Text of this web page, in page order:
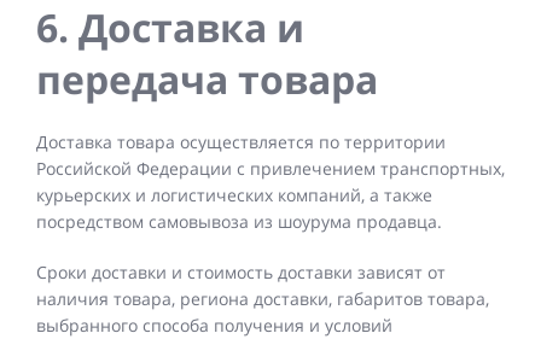
6. Доставка и
передача товара
Доставка товара осуществляется по территории
Российской Федерации с привлечением транспортных,
курьерских и логистических компаний, а также
посредством самовывоза из шоурума продавца.
Сроки доставки и стоимость доставки зависят от
наличия товара, региона доставки, габаритов товара,
выбранного способа получения и условий